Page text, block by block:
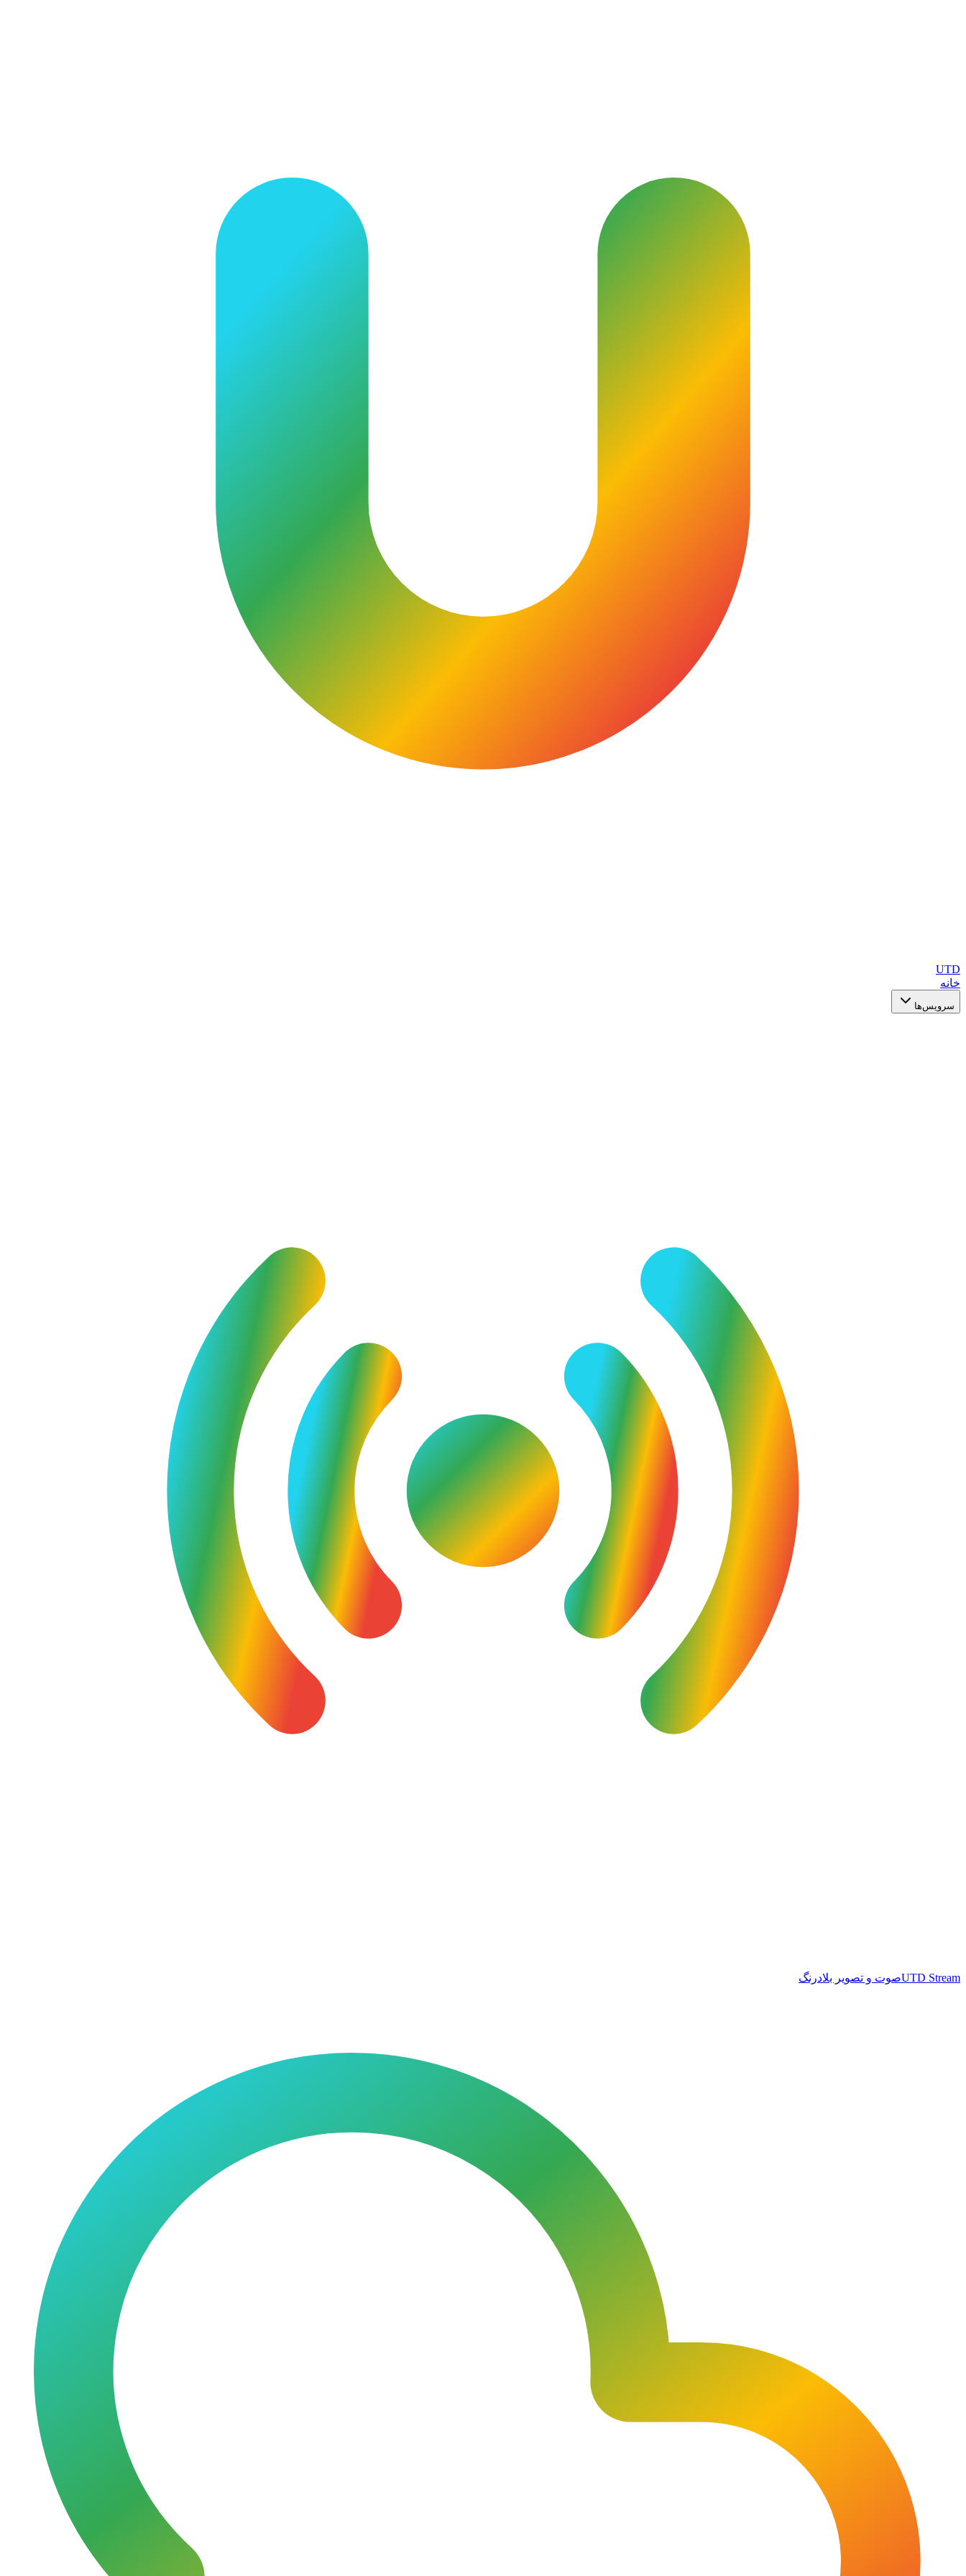
UTD
خانه
سرویس‌ها
UTD Streamصوت و تصویر بلادرنگ